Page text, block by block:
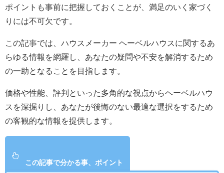
ポイントも事前に把握しておくことが、満足のいく家づく
りには不可欠です。
この記事では、ハウスメーカー ヘーベルハウスに関するあ
らゆる情報を網羅し、あなたの疑問や不安を解消するため
の一助となることを目指します。
価格や性能、評判といった多角的な視点からヘーベルハウ
スを深掘りし、あなたが後悔のない最適な選択をするため
の客観的な情報を提供します。
この記事で分かる事、ポイント